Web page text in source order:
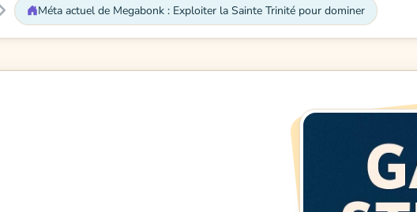
Méta actuel de Megabonk : Exploiter la Sainte Trinité pour dominer